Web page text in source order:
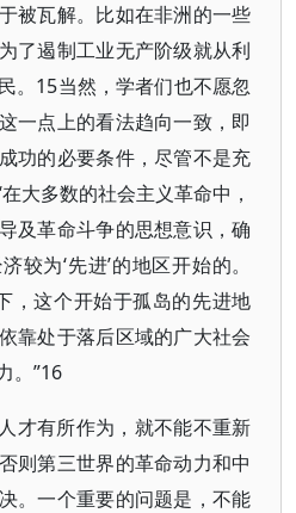
被瓦解。比如在非洲的一些
了遏制工业无产阶级就从利
。15当然，学者们也不愿忽
一点上的看法趋向一致，即
功的必要条件，尽管不是充
大多数的社会主义革命中，
及革命斗争的思想意识，确
较为‘先进’的地区开始的。
这个开始于孤岛的先进地
靠处于落后区域的广大社会
。”16
才有所作为，就不能不重新
则第三世界的革命动力和中
。一个重要的问题是，不能